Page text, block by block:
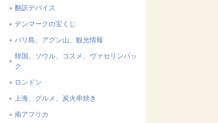
翻訳デバイス
デンマークの宝くじ
バリ島、アグン山、観光情報
韓国、ソウル、コスメ、ヴァセリンパッ
ク
ロンドン
上海、グルメ、炭火串焼き
南アフリカ